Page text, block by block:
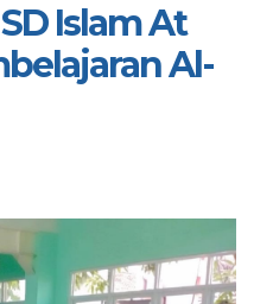
Islam At
Al-